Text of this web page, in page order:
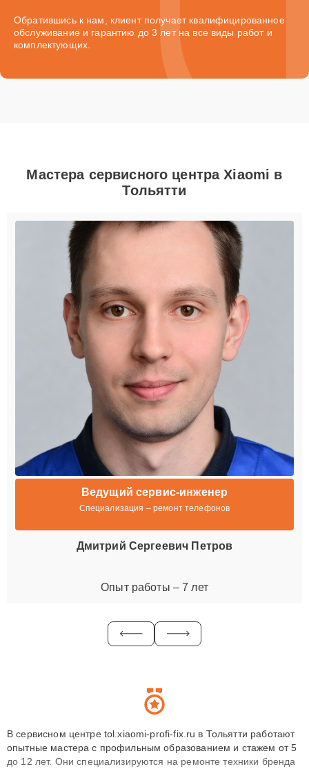
Обратившись к нам, клиент получает квалифицированное
обслуживание и гарантию до 3 лет на все виды работ и
комплектующих.
Мастера сервисного центра Xiaomi в
Тольятти
Ведущий сервис-инженер
Специализация – ремонт телефонов
Дмитрий Сергеевич Петров
Опыт работы – 7 лет
В сервисном центре tol.xiaomi-profi-fix.ru в Тольятти работают
опытные мастера с профильным образованием и стажем от 5
до 12 лет. Они специализируются на ремонте техники бренда